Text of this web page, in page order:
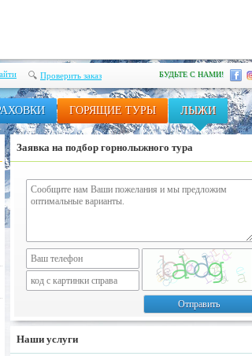
🔍 Проверить заказ БУДЬТЕ С НАМИ!
ГОРЯЩИЕ ТУРЫ ЛЫЖИ
Заявка на подбор горнолыжного тура
Наши услуги